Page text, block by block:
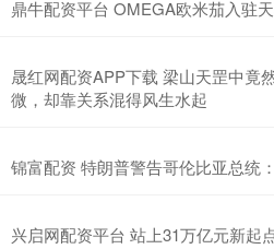
鼎牛配资平台 OMEGA欧米茄入驻
晟红网配资APP下载 梁山天罡中竟
微，却靠关系混得风生水起
锦富配资 特朗普警告哥伦比亚总统
兴启网配资平台 站上31万亿元新起